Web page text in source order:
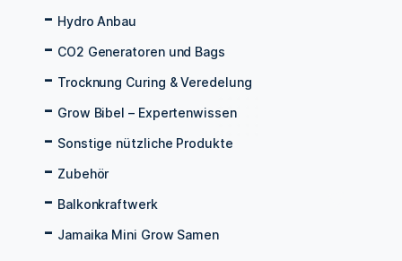
Hydro Anbau
CO2 Generatoren und Bags
Trocknung Curing & Veredelung
Grow Bibel – Expertenwissen
Sonstige nützliche Produkte
Zubehör
Balkonkraftwerk
Jamaika Mini Grow Samen